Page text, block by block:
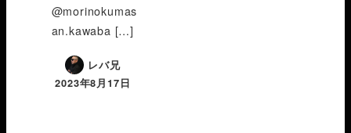
@morinokumas
an.kawaba […]
レバ兄
2023年8月17日